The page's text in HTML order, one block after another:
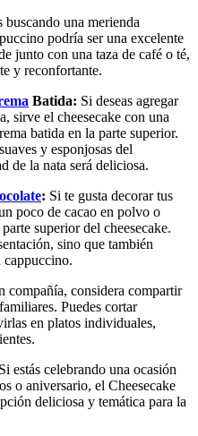
buscando una merienda
podría ser una excelente
junto con una taza de café o té,
y reconfortante.
Batida: Si deseas agregar
sirve el cheesecake con una
batida en la parte superior.
y esponjosas del
de la nata será deliciosa.
: Si te gusta decorar tus
poco de cacao en polvo o
superior del cheesecake.
sino que también
cappuccino.
compañía, considera compartir
Puedes cortar
en platos individuales,
Si estás celebrando una ocasión
o aniversario, el Cheesecake
deliciosa y temática para la